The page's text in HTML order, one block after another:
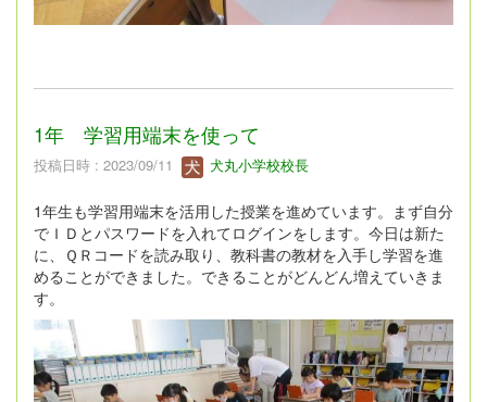
1年 学習用端末を使って
投稿日時 : 2023/09/11 犬丸小学校校長
1年生も学習用端末を活用した授業を進めています。まず自分
でＩＤとパスワードを入れてログインをします。今日は新た
に、ＱＲコードを読み取り、教科書の教材を入手し学習を進
めることができました。できることがどんどん増えていきま
す。